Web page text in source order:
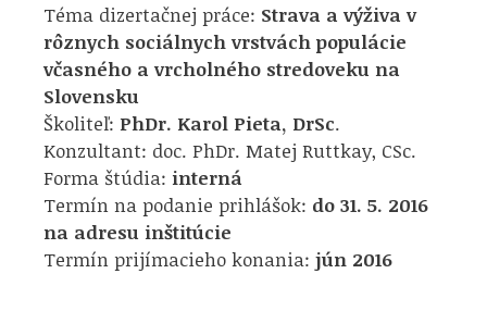
Téma dizertačnej práce: Strava a výživa v
rôznych sociálnych vrstvách populácie
včasného a vrcholného stredoveku na
Slovensku
Školiteľ: PhDr. Karol Pieta, DrSc.
Konzultant: doc. PhDr. Matej Ruttkay, CSc.
Forma štúdia: interná
Termín na podanie prihlášok: do 31. 5. 2016
na adresu inštitúcie
Termín prijímacieho konania: jún 2016